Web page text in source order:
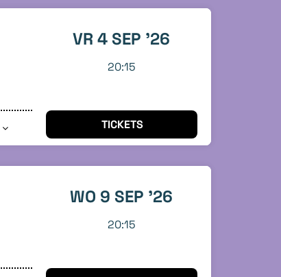
VR 4 SEP '26
20:15
TICKETS
WO 9 SEP '26
20:15